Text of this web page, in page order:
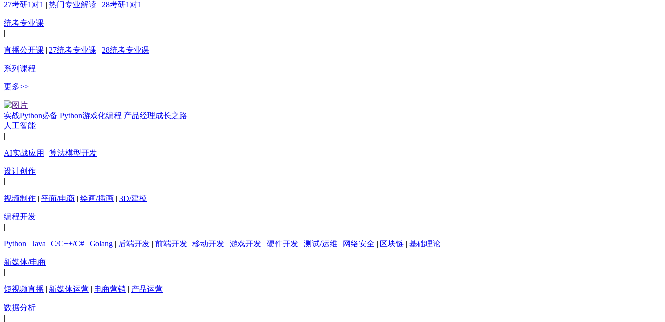
27考研1对1 | 热门专业解读 | 28考研1对1
统考专业课
|
直播公开课 | 27统考专业课 | 28统考专业课
系列课程
更多>>
实战Python必备 Python游戏化编程 产品经理成长之路
人工智能
|
AI实战应用 | 算法模型开发
设计创作
|
视频制作 | 平面/电商 | 绘画/插画 | 3D/建模
编程开发
|
Python | Java | C/C++/C# | Golang | 后端开发 | 前端开发 | 移动开发 | 游戏开发 | 硬件开发 | 测试/运维 | 网络安全 | 区块链 | 基础理论
新媒体/电商
|
短视频直播 | 新媒体运营 | 电商营销 | 产品运营
数据分析
|